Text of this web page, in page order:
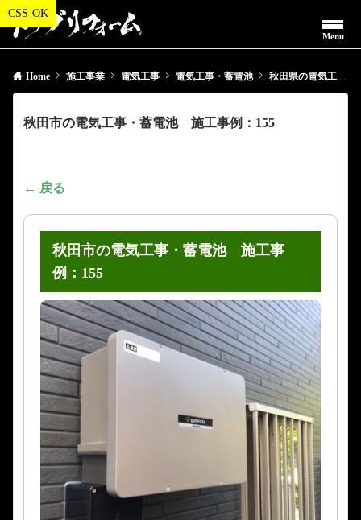
Menu
Home 施工事業 電気工事 電気工事・蓄電池 秋田県の電気工事・蓄電池
秋田市の電気工事・蓄電池 施工事例：155
← 戻る
秋田市の電気工事・蓄電池 施工事
例：155